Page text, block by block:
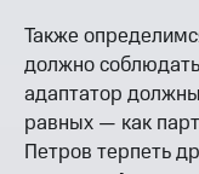
Также
должно
адаптатор
равных — как
Петров терпеть